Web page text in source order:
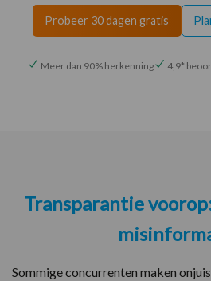
Probeer 30 dagen gratis
Meer dan 90% herkenning 4,9*
Transparantie
Sommige concurrenten maken